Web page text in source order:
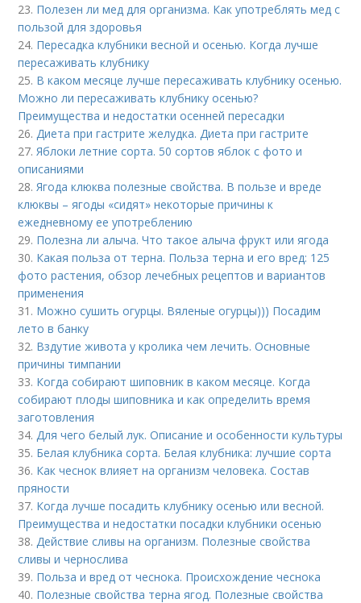
23. Полезен ли мед для организма. Как употреблять мед с
пользой для здоровья
24. Пересадка клубники весной и осенью. Когда лучше
пересаживать клубнику
25. В каком месяце лучше пересаживать клубнику осенью.
Можно ли пересаживать клубнику осенью?
Преимущества и недостатки осенней пересадки
26.Диета при гастрите желудка. Диета при гастрите
27.Яблоки летние сорта. 50 сортов яблок с фото и
описаниями
28.Ягода клюква полезные свойства. В пользе и вреде
клюквы – ягоды «сидят» некоторые причины к
ежедневному ее употреблению
29. Полезна ли алыча. Что такое алыча фрукт или ягода
30. Какая польза от терна. Польза терна и его вред: 125
фото растения, обзор лечебных рецептов и вариантов
применения
31. Можно сушить огурцы. Вяленые огурцы))) Посадим
лето в банку
32. Вздутие живота у кролика чем лечить. Основные
причины тимпании
33. Когда собирают шиповник в каком месяце. Когда
собирают плоды шиповника и как определить время
заготовления
34.Для чего белый лук. Описание и особенности культуры
35. Белая клубника сорта. Белая клубника: лучшие сорта
36. Как чеснок влияет на организм человека. Состав
пряности
37. Когда лучше посадить клубнику осенью или весной.
Преимущества и недостатки посадки клубники осенью
38.Действие сливы на организм. Полезные свойства
сливы и чернослива
39. Польза и вред от чеснока. Происхождение чеснока
40. Полезные свойства терна ягод. Полезные свойства